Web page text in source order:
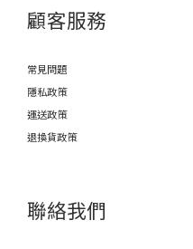
顧客服務
常見問題
隱私政策
運送政策
退換貨政策
聯絡我們